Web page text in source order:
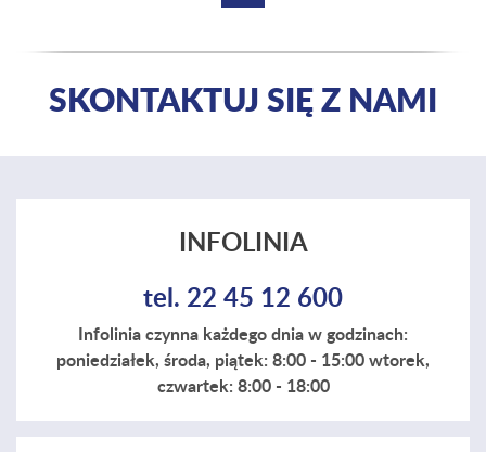
SKONTAKTUJ SIĘ Z NAMI
INFOLINIA
tel. 22 45 12 600
Infolinia czynna każdego dnia w godzinach:
poniedziałek, środa, piątek: 8:00 - 15:00 wtorek,
czwartek: 8:00 - 18:00